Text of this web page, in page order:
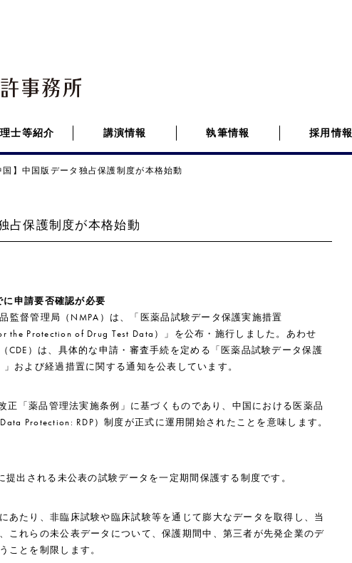
士等紹介 講演情報 執筆情報 採用情報
国】中国版データ独占保護制度が本格始動
占保護制度が本格始動
申請要否確認が必要
監督管理局（NMPA）は、「医薬品試験データ保護実施措置
the Protection of Drug Test Data）」を公布・施行しました。あわせ
CDE）は、具体的な申請・審査手続を定める「医薬品試験データ保護
および経過措置に関する通知を公表しています。
正「薬品管理法実施条例」に基づくものであり、中国における医薬品
Protection: RDP）制度が正式に運用開始されたことを意味します。
提出される未公表の試験データを一定期間保護する制度です。
あたり、非臨床試験や臨床試験等を通じて膨大なデータを取得し、当
これらの未公表データについて、保護期間中、第三者が先発企業のデ
ことを制限します。